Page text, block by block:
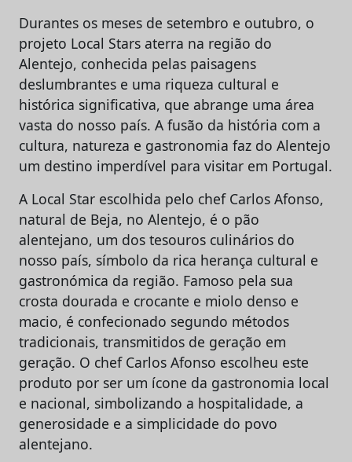
Durantes os meses de setembro e outubro, o
projeto Local Stars aterra na região do
Alentejo, conhecida pelas paisagens
deslumbrantes e uma riqueza cultural e
histórica significativa, que abrange uma área
vasta do nosso país. A fusão da história com a
cultura, natureza e gastronomia faz do Alentejo
um destino imperdível para visitar em Portugal.
A Local Star escolhida pelo chef Carlos Afonso,
natural de Beja, no Alentejo, é o pão
alentejano, um dos tesouros culinários do
nosso país, símbolo da rica herança cultural e
gastronómica da região. Famoso pela sua
crosta dourada e crocante e miolo denso e
macio, é confecionado segundo métodos
tradicionais, transmitidos de geração em
geração. O chef Carlos Afonso escolheu este
produto por ser um ícone da gastronomia local
e nacional, simbolizando a hospitalidade, a
generosidade e a simplicidade do povo
alentejano.